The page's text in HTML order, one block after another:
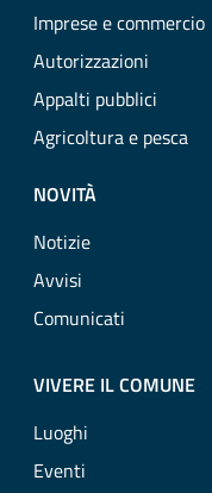
Imprese e commercio
Autorizzazioni
Appalti pubblici
Agricoltura e pesca
NOVITÀ
Notizie
Avvisi
Comunicati
VIVERE IL COMUNE
Luoghi
Eventi